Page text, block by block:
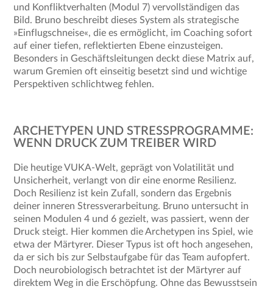
und Konfliktverhalten (Modul 7) vervollständigen das
Bild. Bruno beschreibt dieses System als strategische
»Einflugschneise«, die es ermöglicht, im Coaching sofort
auf einer tiefen, reflektierten Ebene einzusteigen.
Besonders in Geschäftsleitungen deckt diese Matrix auf,
warum Gremien oft einseitig besetzt sind und wichtige
Perspektiven schlichtweg fehlen.
ARCHETYPEN UND STRESSPROGRAMME:
WENN DRUCK ZUM TREIBER WIRD
Die heutige VUKA-Welt, geprägt von Volatilität und
Unsicherheit, verlangt von dir eine enorme Resilienz.
Doch Resilienz ist kein Zufall, sondern das Ergebnis
deiner inneren Stressverarbeitung. Bruno untersucht in
seinen Modulen 4 und 6 gezielt, was passiert, wenn der
Druck steigt. Hier kommen die Archetypen ins Spiel, wie
etwa der Märtyrer. Dieser Typus ist oft hoch angesehen,
da er sich bis zur Selbstaufgabe für das Team aufopfert.
Doch neurobiologisch betrachtet ist der Märtyrer auf
direktem Weg in die Erschöpfung. Ohne das Bewusstsein